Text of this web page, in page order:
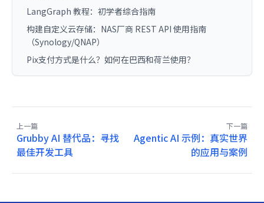
LangGraph 教程：初学者综合指南
构建自定义云存储：NAS厂商 REST API 使用指南
（Synology/QNAP）
Pix支付方式是什么？如何在巴西和荷兰使用？
上一篇
Grubby AI 替代品：寻找
最佳开发工具
下一篇
Agentic AI 示例：真实世界
的应用与案例